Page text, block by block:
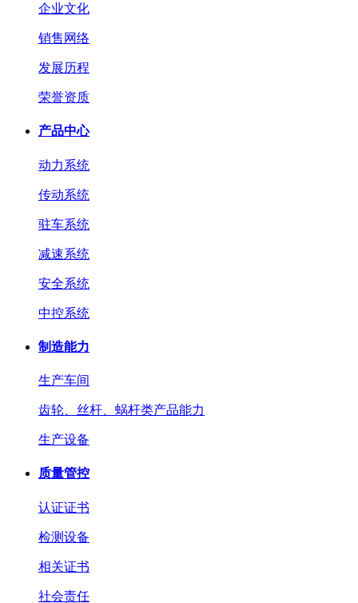
企业文化
销售网络
发展历程
荣誉资质
产品中心
动力系统
传动系统
驻车系统
减速系统
安全系统
中控系统
制造能力
生产车间
齿轮、丝杆、蜗杆类产品能力
生产设备
质量管控
认证证书
检测设备
相关证书
社会责任